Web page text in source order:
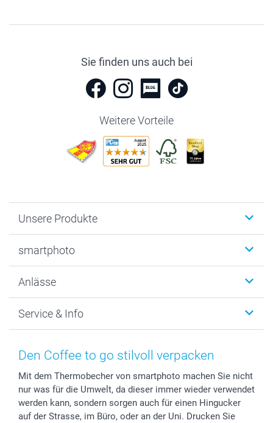
Sie finden uns auch bei
Weitere Vorteile
Unsere Produkte
Fotogeschenke
MyNameBook
Fotoabzüge, Fotos als Buch & Poster
Zubehör & Material
Foto-Kalender & Agenden
Sticker & Etiketten
Geschenk-Gutscheine (PDF)
smartphoto
Warum smartphoto
Datenschutz
AGB
Presse
Partnerprogramme
Investor Relations
Anlässe
Neujahr
Muttertag
Kommunion & Konfirmation
Hochzeit
Geburtstag
Service & Info
Preise und Versandkosten
48h Lieferung
Zahlungsmöglichkeiten
Anmelden /Registrieren
Den Coffee to go stilvoll verpacken
Mit dem Thermobecher von smartphoto machen Sie nicht
nur was für die Umwelt, da dieser immer wieder verwendet
werden kann, sondern sorgen auch für einen Hingucker
auf der Strasse, im Büro, oder an der Uni. Drucken Sie